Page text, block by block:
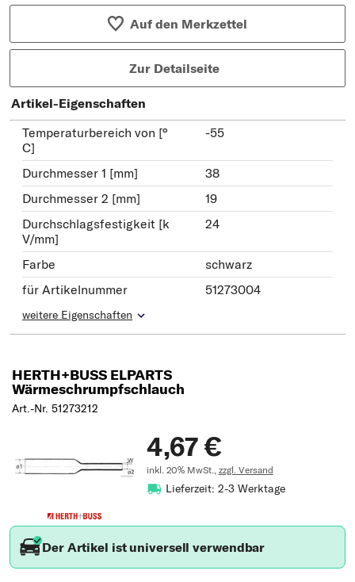
Auf den Merkzettel
Zur Detailseite
Artikel-Eigenschaften
Temperaturbereich von [°
C]
-55
Durchmesser 1 [mm]
38
Durchmesser 2 [mm]
19
Durchschlagsfestigkeit [k
V/mm]
24
Farbe
schwarz
für Artikelnummer
51273004
weitere Eigenschaften
HERTH+BUSS ELPARTS
Wärmeschrumpfschlauch
Art.-Nr. 51273212
4,67 €
inkl. 20% MwSt., zzgl. Versand
Lieferzeit: 2-3 Werktage
Der Artikel ist universell verwendbar